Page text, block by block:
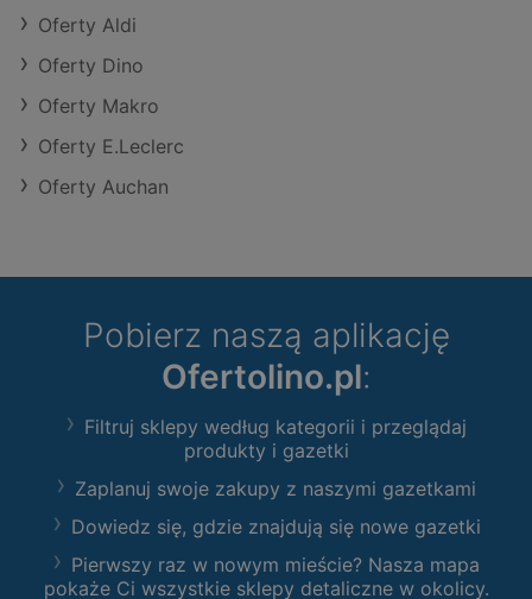
Oferty Aldi
Oferty Dino
Oferty Makro
Oferty E.Leclerc
Oferty Auchan
Pobierz naszą aplikację
Ofertolino.pl:
Filtruj sklepy według kategorii i przeglądaj
produkty i gazetki
Zaplanuj swoje zakupy z naszymi gazetkami
Dowiedz się, gdzie znajdują się nowe gazetki
Pierwszy raz w nowym mieście? Nasza mapa
pokaże Ci wszystkie sklepy detaliczne w okolicy.